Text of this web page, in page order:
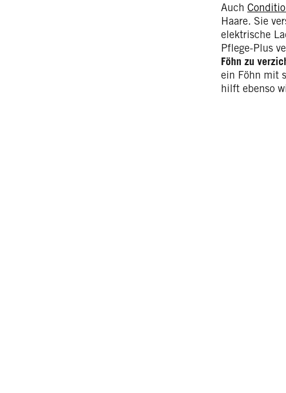
Auch
Haare. Sie
elektrische
Pflege-Plus
Föhn zu
ein Föhn mit
hilft ebenso